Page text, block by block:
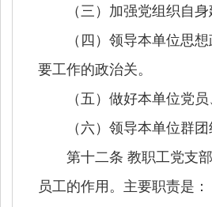
（三）加强党组织自身
（四）领导本单位思想
要工作的政治关。
（五）做好本单位党员
（六）领导本单位群团
第十二条 教职工党支部
员工的作用。主要职责是：